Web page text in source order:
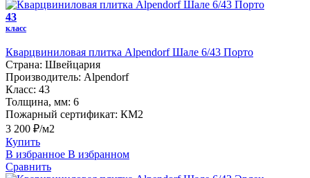
43
класс
Кварцвиниловая плитка Alpendorf Шале 6/43 Порто
Страна: Швейцария
Производитель: Alpendorf
Класс: 43
Толщина, мм: 6
Пожарный сертификат: КМ2
3 200 ₽/м2
Купить
В избранное В избранном
Сравнить